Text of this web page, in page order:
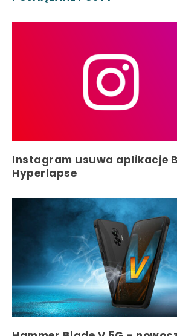
Instagram usuwa aplikacje
Hyperlapse